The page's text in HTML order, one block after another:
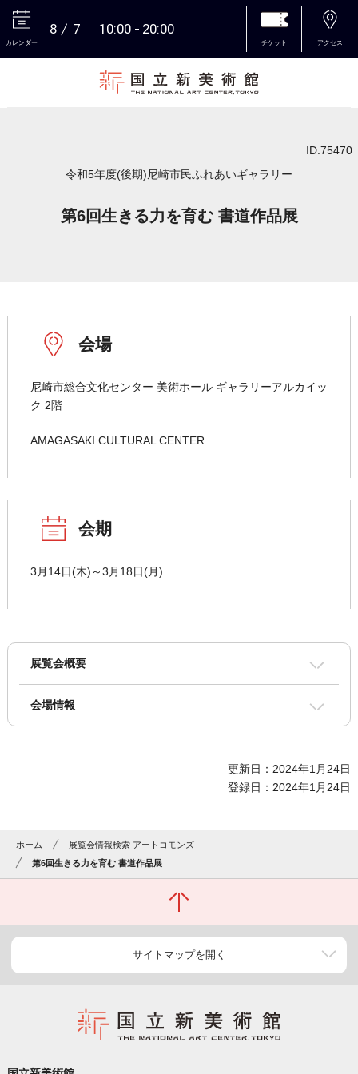
カレンダー
8 7 10:00 20:00
チケット アクセス
ID:75470
令和5年度(後期)尼崎市民ふれあいギャラリー
第6回生きる力を育む 書道作品展
会場
尼崎市総合文化センター 美術ホール ギャラリーアルカイッ
ク 2階
AMAGASAKI CULTURAL CENTER
会期
3月14日(木)～3月18日(月)
展覧会概要
会場情報
更新日：2024年1月24日
登録日：2024年1月24日
ホーム
展覧会情報検索 アートコモンズ
第6回生きる力を育む 書道作品展
サイトマップを開く